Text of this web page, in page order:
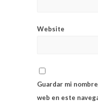
Website
Guardar mi
web en este